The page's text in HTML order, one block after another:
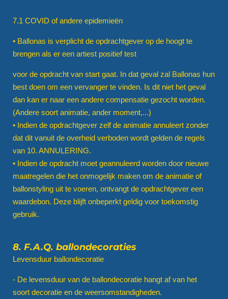
7.1 COVID of andere epidemieën
• Ballonas is verplicht de opdrachtgever op de hoogt te
brengen als er een artiest positief test
voor de opdracht van start gaat. In dat geval zal Ballonas hun
best doen om een vervanger te vinden. Is dit niet het geval
dan kan er naar een andere compensatie gezocht worden.
(Andere soort animatie, ander moment,...)
• Indien de opdrachtgever zelf de animatie annuleert zonder
dat dit vanuit de overheid verboden wordt gelden de regels
van 10. ANNULERING.
• Indien de opdracht moet geannuleerd worden door nieuwe
maatregelen die het onmogelijk maken om de animatie of
ballonstyling uit te voeren, ontvangt de opdrachtgever een
waardebon. Deze blijft onbeperkt geldig voor toekomstig
gebruik.
8. F.A.Q. ballondecoraties
Levensduur ballondecoratie
- De levensduur van de ballondecoratie hangt af van het
soort decoratie en de weersomstandigheden.